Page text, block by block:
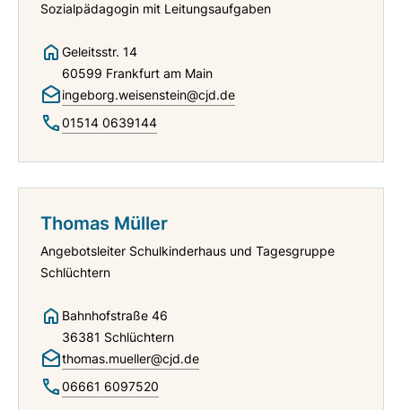
Sozialpädagogin mit Leitungsaufgaben
Geleitsstr. 14
60599 Frankfurt am Main
ingeborg.weisenstein@cjd.de
01514 0639144
Thomas Müller
Angebotsleiter Schulkinderhaus und Tagesgruppe
Schlüchtern
Bahnhofstraße 46
36381 Schlüchtern
thomas.mueller@cjd.de
06661 6097520